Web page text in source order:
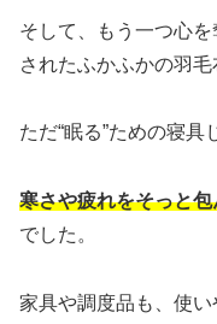
そして、もう一つ心
されたふかふかの羽毛
ただ“眠る”ための寝具
寒さや疲れをそっと
でした。
家具や調度品も、使